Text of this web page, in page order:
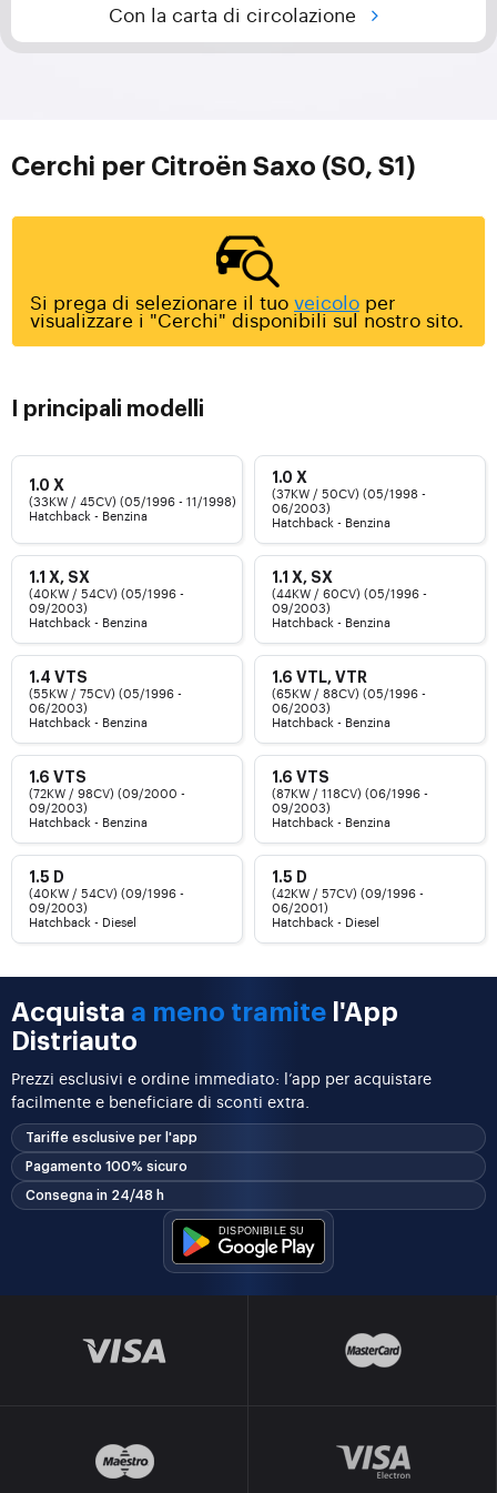
Con la carta di circolazione
Cerchi per Citroën Saxo (S0, S1)
Si prega di selezionare il tuo veicolo per
visualizzare i "Cerchi" disponibili sul nostro sito.
I principali modelli
1.0 X
(33KW / 45CV) (05/1996 - 11/1998)
Hatchback - Benzina
1.0 X
(37KW / 50CV) (05/1998 -
06/2003)
Hatchback - Benzina
1.1 X, SX
(40KW / 54CV) (05/1996 -
09/2003)
Hatchback - Benzina
1.1 X, SX
(44KW / 60CV) (05/1996 -
09/2003)
Hatchback - Benzina
1.4 VTS
(55KW / 75CV) (05/1996 -
06/2003)
Hatchback - Benzina
1.6 VTL, VTR
(65KW / 88CV) (05/1996 -
06/2003)
Hatchback - Benzina
1.6 VTS
(72KW / 98CV) (09/2000 -
09/2003)
Hatchback - Benzina
1.6 VTS
(87KW / 118CV) (06/1996 -
09/2003)
Hatchback - Benzina
1.5 D
(40KW / 54CV) (09/1996 -
09/2003)
Hatchback - Diesel
1.5 D
(42KW / 57CV) (09/1996 -
06/2001)
Hatchback - Diesel
Acquista a meno tramite l'App
Distriauto
Prezzi esclusivi e ordine immediato: l’app per acquistare
facilmente e beneficiare di sconti extra.
Tariffe esclusive per l'app
Pagamento 100% sicuro
Consegna in 24/48 h